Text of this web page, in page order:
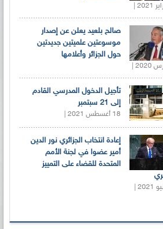
صالح بلعيد يعلن عن إصدار
موسوعتين علميتين جديدتين
حول الجزائر وأعلامها
تأجيل الدخول المدرسي القادم
إلى 21 سبتمبر
18 أغسطس 2021 |
إعادة انتخاب الجزائري نور الدين
أمير عضوا في لجنة الأمم
المتحدة للقضاء على التمييز